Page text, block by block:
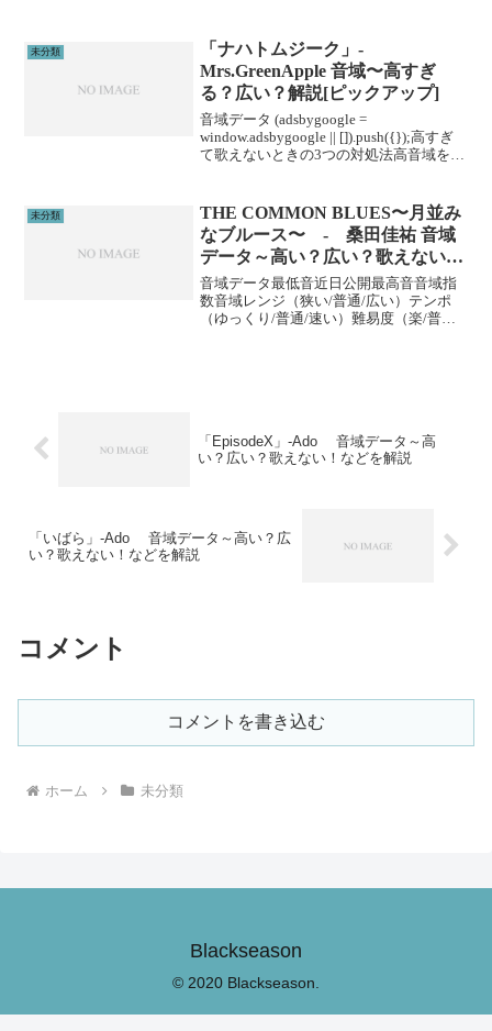
ルに通うこと...
未分類
「ナハトムジーク」-
Mrs.GreenApple 音域〜高すぎ
る？広い？解説[ピックアップ]
音域データ (adsbygoogle =
window.adsbygoogle || []).push({});高すぎ
て歌えないときの3つの対処法高音域を広
ルに通うこと...
未分類
THE COMMON BLUES〜月並み
なブルース〜 - 桑田佳祐 音域
データ～高い？広い？歌えない！
などを解説
音域データ最低音近日公開最高音音域指
数音域レンジ（狭い/普通/広い）テンポ
（ゆっくり/普通/速い）難易度（楽/普通/
「EpisodeX」-Ado 音域データ～高
い？広い？歌えない！などを解説
「いばら」-Ado 音域データ～高い？広
い？歌えない！などを解説
コメント
コメントを書き込む
ホーム 未分類
Blackseason
© 2020 Blackseason.